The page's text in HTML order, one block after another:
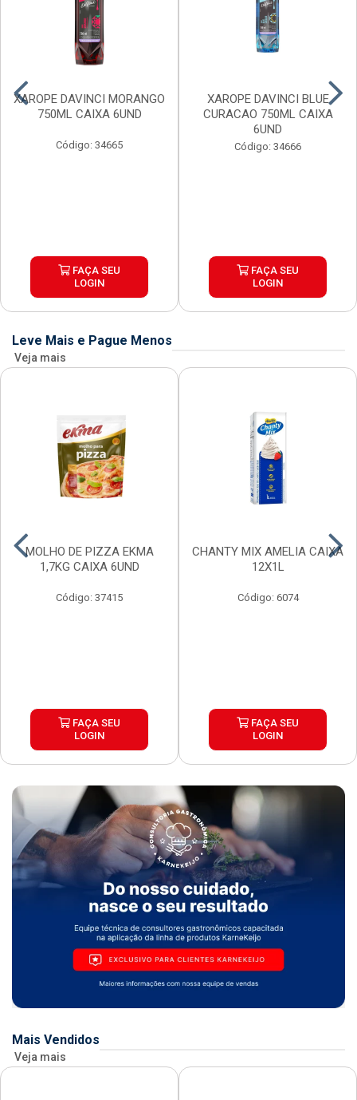
XAROPE DAVINCI MORANGO
750ML CAIXA 6UND
Código: 34665
FAÇA SEU
LOGIN
XAROPE DAVINCI BLUE
CURACAO 750ML CAIXA
6UND
Código: 34666
FAÇA SEU
LOGIN
Leve Mais e Pague Menos
Veja mais
MOLHO DE PIZZA EKMA
1,7KG CAIXA 6UND
Código: 37415
FAÇA SEU
LOGIN
CHANTY MIX AMELIA CAIXA
12X1L
Código: 6074
FAÇA SEU
LOGIN
Mais Vendidos
Veja mais